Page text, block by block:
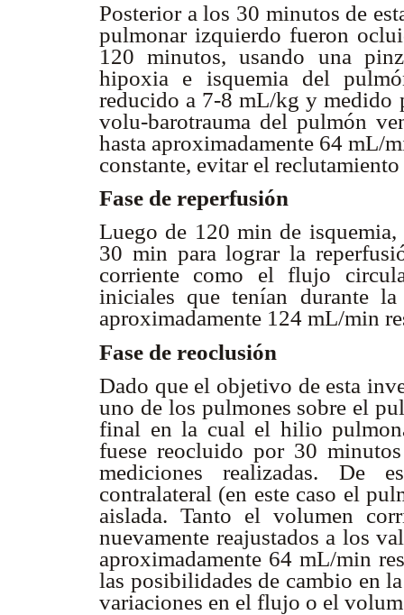
Posterior a los 30 minutos de
pulmonar izquierdo fueron
120 minutos, usando una
hipoxia e isquemia del
reducido a 7-8 mL/kg y medido
volu-barotrauma del pulmón
hasta aproximadamente 64 mL/
constante, evitar el
Fase de reperfusión
Luego de 120 min de
30 min para lograr la
corriente como el flujo
iniciales que tenían durante
aproximadamente 124 mL/min
Fase de reoclusión
Dado que el objetivo de esta
uno de los pulmones sobre el
final en la cual el hilio
fuese reocluido por 30
mediciones realizadas. De
contralateral (en este caso el
aislada. Tanto el volumen
nuevamente reajustados a los
aproximadamente 64 mL/min
las posibilidades de cambio en
variaciones en el flujo o el